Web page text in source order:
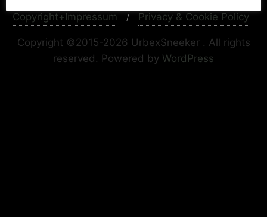
Copyright+Impressum Privacy & Cookie Policy
Copyright ©2015-2026 UrbexSneeker . All rights
reserved. Powered by WordPress